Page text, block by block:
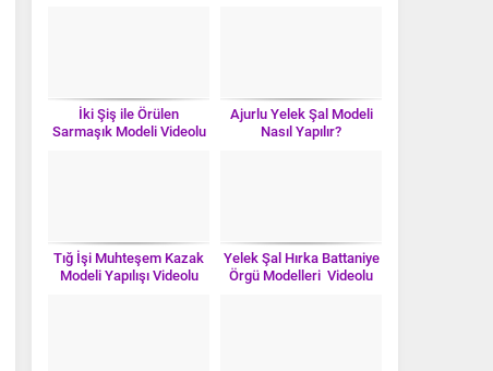
İki Şiş ile Örülen
Sarmaşık Modeli Videolu
Ajurlu Yelek Şal Modeli
Nasıl Yapılır?
Tığ İşi Muhteşem Kazak
Modeli Yapılışı Videolu
Yelek Şal Hırka Battaniye
Örgü Modelleri Videolu